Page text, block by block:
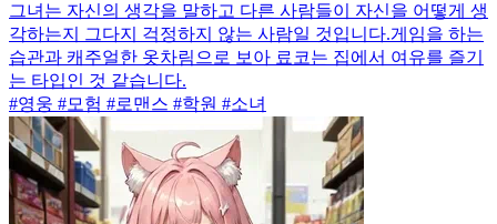
그녀는 자신의 생각을 말하고 다른 사람들이 자신을 어떻게 생
각하는지 그다지 걱정하지 않는 사람일 것입니다.게임을 하는
습관과 캐주얼한 옷차림으로 보아 료코는 집에서 여유를 즐기
는 타입인 것 같습니다.
#영웅 #모험 #로맨스 #학원 #소녀